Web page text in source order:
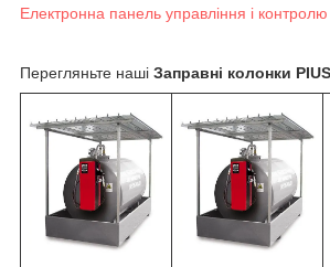
Електронна панель управління і
Перегляньте наші Заправні колонки